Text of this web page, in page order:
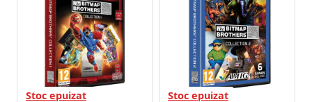
Stoc epuizat Stoc epuizat